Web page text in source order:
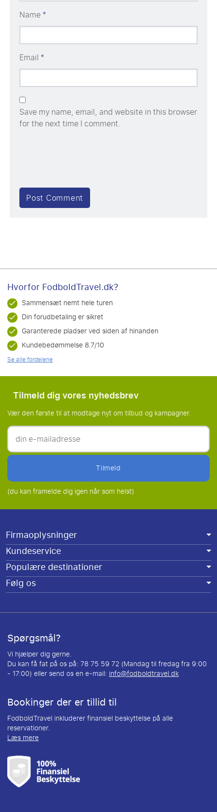
Name*
Email *
Save my name, email, and website in this browser
for the next time I comment.
Hvorfor FodboldTravel.dk?
Sammensæt nemt hele turen
Din forudbetaling er sikret
Garanterede pladser ved siden af hinanden
Kundebedømmelse 8.7/10
Se alle fordelene
Tilmeld dig vores nyhedsbrev
Vær den første til at modtage nyt om tilbud og kampagner.
tilmeld
(du kan framelde dig igen når som helst)
Firmaoplysninger
Kundeservice
Populære destinationer
Følg os
Spørgsmål?
Vi hjælper dig gerne.
Du kan få fat på os på: 78 75 59 72 (Mandag til fredag fra 9:00
- 17:00) eller send os en e-mail: info@fodboldtravel.dk
Bookinger der er tillid til
FodboldTravel inkluderer finansiel beskyttelse på alle
reservationer.
Læs mere